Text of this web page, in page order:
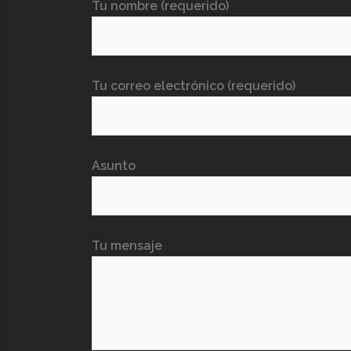
Tu nombre (requerido)
Tu correo electrónico (requerido)
Asunto
Tu mensaje